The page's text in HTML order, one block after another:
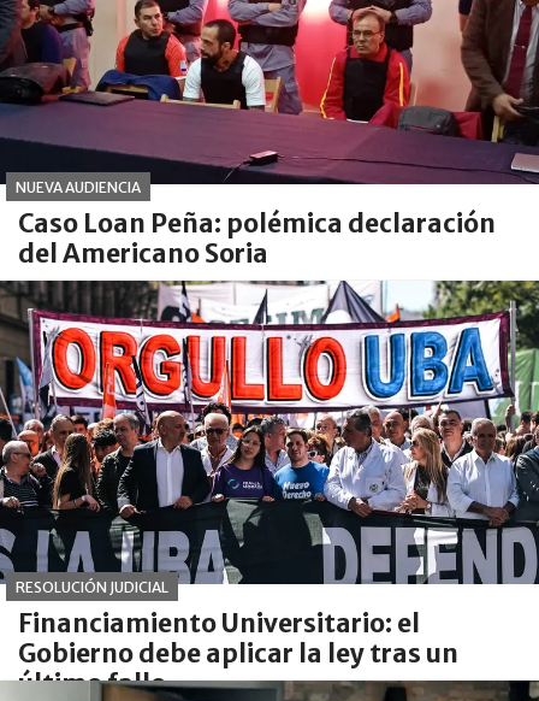
NUEVA AUDIENCIA
Caso Loan Peña: polémica declaración
del Americano Soria
RESOLUCIÓN JUDICIAL
Financiamiento Universitario: el
Gobierno debe aplicar la ley tras un
último fallo